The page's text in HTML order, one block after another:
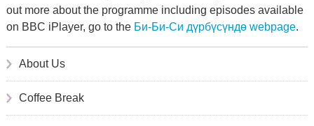
out more about the programme including episodes available
on BBC iPlayer, go to the Би-Би-Си дүрбүсүндө webpage.
About Us
Coffee Break